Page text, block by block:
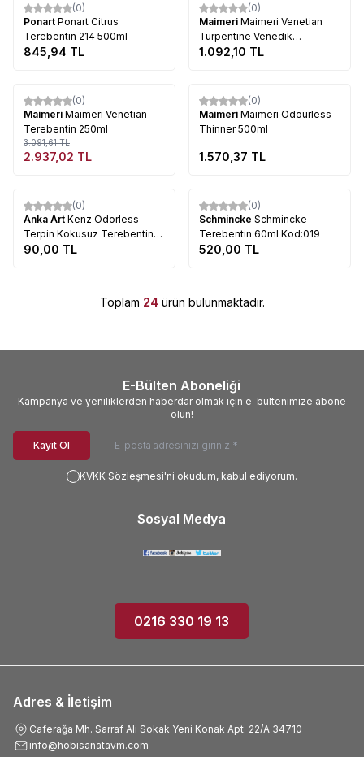
(0)
Ponart Ponart Citrus
Terebentin 214 500ml
845,94 TL
(0)
Maimeri Maimeri Venetian
Turpentine Venedik
Terebentin 75ml
1.092,10 TL
%5
(0)
Maimeri Maimeri Venetian
Terebentin 250ml
3.091,61TL
2.937,02 TL
(0)
Maimeri Maimeri Odourless
Thinner 500ml
1.570,37 TL
(0)
Anka Art Kenz Odorless
Terpin Kokusuz Terebentin
90ml
90,00 TL
(0)
Schmincke Schmincke
Terebentin 60ml Kod:019
520,00 TL
Toplam 24ürün bulunmaktadır.
E-Bülten Aboneliği
Kampanya ve yeniliklerden haberdar olmak için e-bültenimize abone
olun!
Kayıt Ol
KVKK Sözleşmesi'ni okudum, kabul ediyorum.
Sosyal Medya
0216 330 19 13
Adres & İletişim
Caferağa Mh. Sarraf Ali Sokak Yeni Konak Apt. 22/A 34710
info@hobisanatavm.com